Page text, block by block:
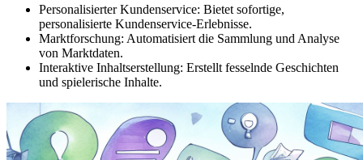
Personalisierter Kundenservice: Bietet sofortige,
personalisierte Kundenservice-Erlebnisse.
Marktforschung: Automatisiert die Sammlung und Analyse
von Marktdaten.
Interaktive Inhaltserstellung: Erstellt fesselnde Geschichten
und spielerische Inhalte.